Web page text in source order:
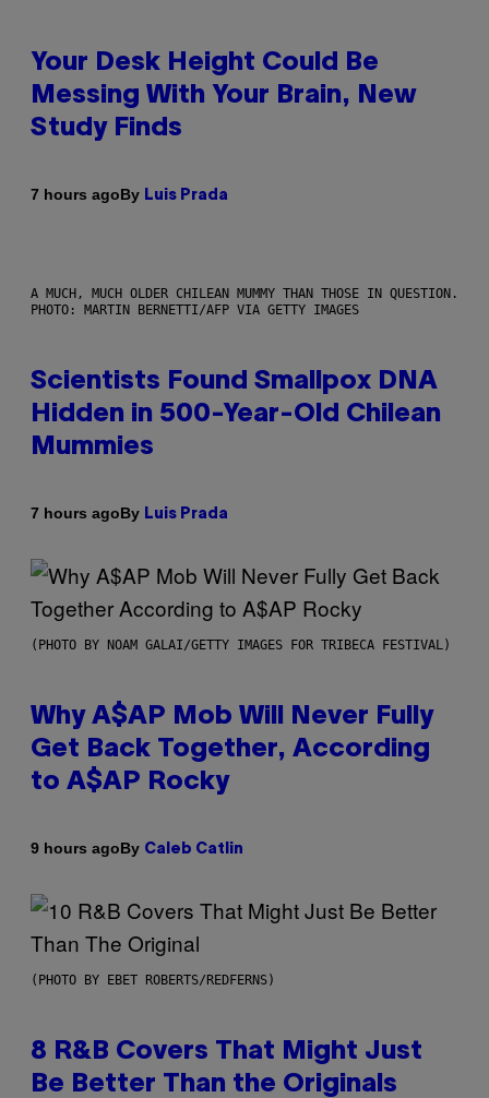
Your Desk Height Could Be
Messing With Your Brain, New
Study Finds
7 hours agoBy Luis Prada
A MUCH, MUCH OLDER CHILEAN MUMMY THAN THOSE IN QUESTION.
PHOTO: MARTIN BERNETTI/AFP VIA GETTY IMAGES
Scientists Found Smallpox DNA
Hidden in 500-Year-Old Chilean
Mummies
7 hours agoBy Luis Prada
(PHOTO BY NOAM GALAI/GETTY IMAGES FOR TRIBECA FESTIVAL)
Why A$AP Mob Will Never Fully
Get Back Together, According
to A$AP Rocky
9 hours agoBy Caleb Catlin
(PHOTO BY EBET ROBERTS/REDFERNS)
8 R&B Covers That Might Just
Be Better Than the Originals